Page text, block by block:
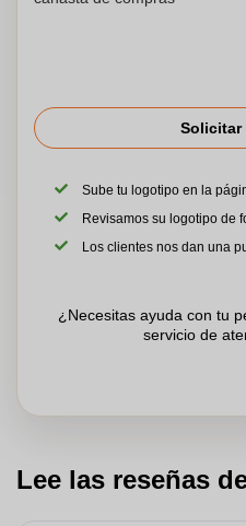
Solicitar
Sube tu logotipo en la
Revisamos su logotipo de
Los clientes nos dan una
¿Necesitas ayuda con tu
servicio de
Lee las reseñas